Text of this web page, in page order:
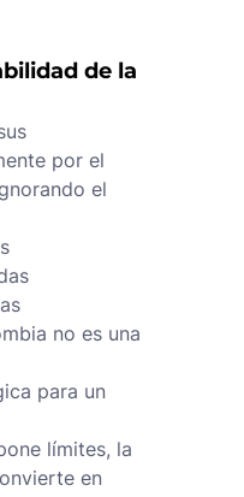
de la
por el
el
no es una
para un
límites, la
en